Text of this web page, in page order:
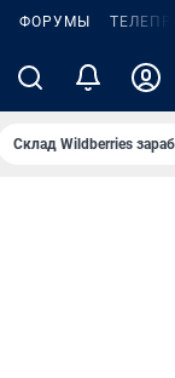
ФОРУМЫ
Склад Wildberries